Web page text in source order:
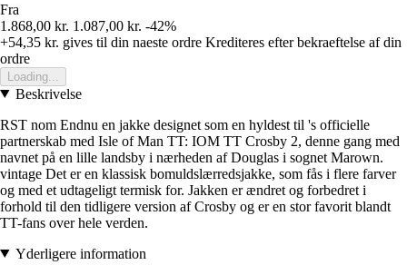
Fra
1.868,00 kr. 1.087,00 kr. -42%
+54,35 kr. gives til din naeste ordre Krediteres efter bekraeftelse af din
ordre
Loading...
Beskrivelse
RST nom Endnu en jakke designet som en hyldest til 's officielle
partnerskab med Isle of Man TT: IOM TT Crosby 2, denne gang med
navnet på en lille landsby i nærheden af Douglas i sognet Marown.
vintage Det er en klassisk bomuldslærredsjakke, som fås i flere farver
og med et udtageligt termisk for. Jakken er ændret og forbedret i
forhold til den tidligere version af Crosby og er en stor favorit blandt
TT-fans over hele verden.
Yderligere information